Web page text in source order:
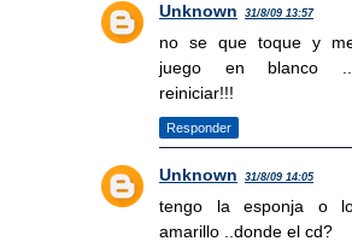
Unknown 31/8/09 13:57
no se que toque y
juego en blanco
reiniciar!!!
Responder
Unknown 31/8/09 14:05
tengo la esponja o
amarillo ..donde el cd?